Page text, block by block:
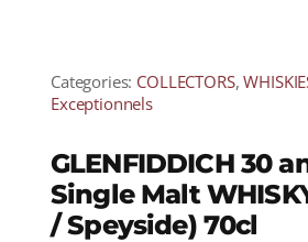
Categories: COLLECTORS,
Exceptionnels
GLENFIDDICH 30
Single Malt
/ Speyside) 70cl